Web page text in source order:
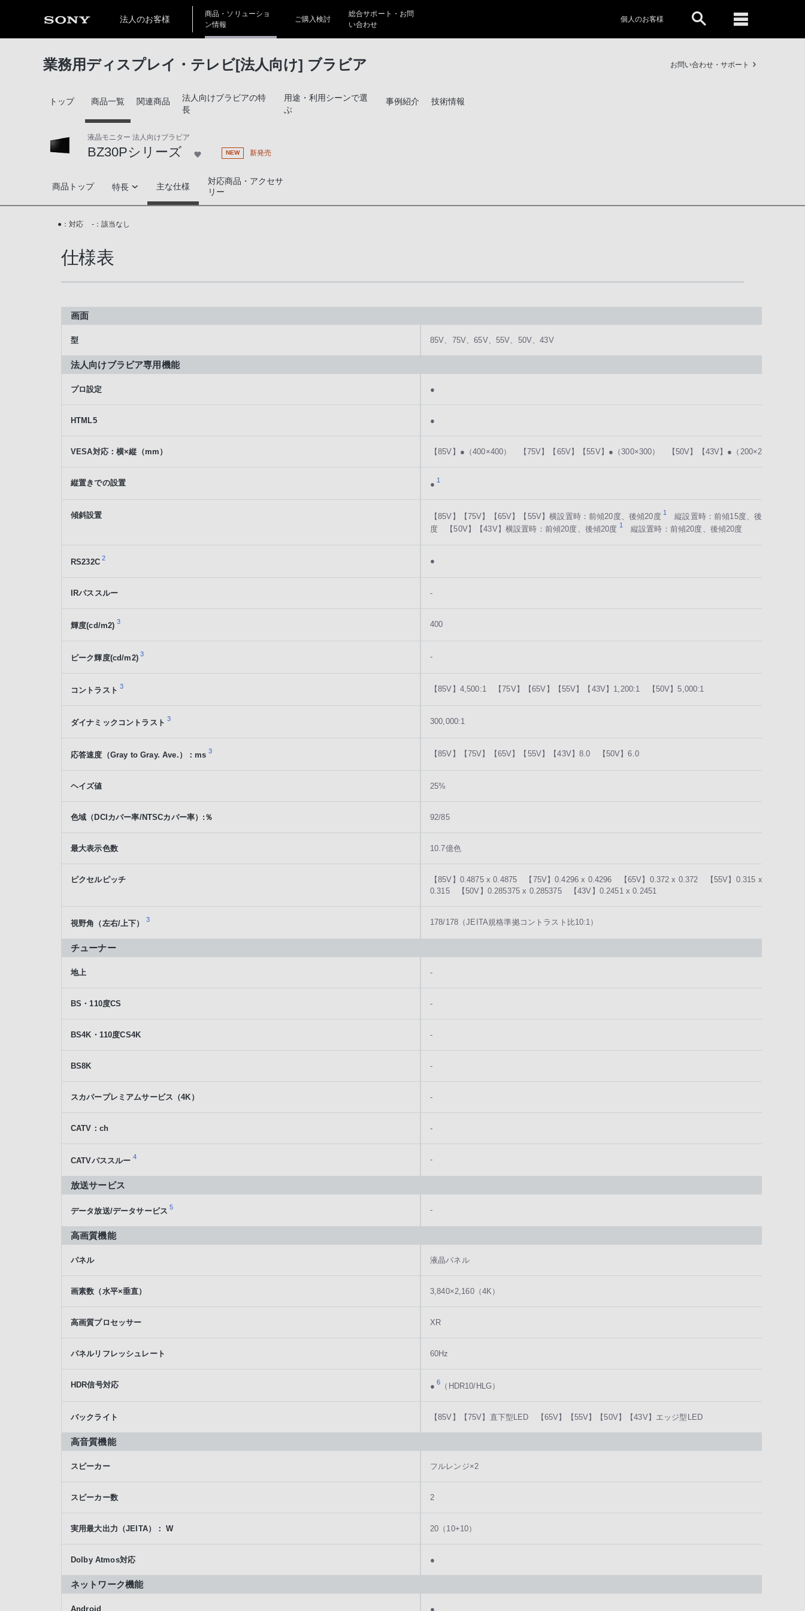
法人のお客様
商品・ソリューショ
ン情報
ご購入検討
総合サポート・お問
い合わせ
個人のお客様
業務用ディスプレイ・テレビ[法人向け] ブラビア お問い合わせ・サポート
トップ 商品一覧 関連商品
法人向けブラビアの特
長
用途・利用シーンで選
ぶ
事例紹介 技術情報
液晶モニター 法人向けブラビア
BZ30Pシリーズ NEW 新発売
BZ30Pシリーズ
商品トップ 特長
高画質
利便性
主な仕様
対応商品・アクセサ
リー
●：対応 -：該当なし
仕様表
画面
型 85V、75V、65V、55V、50V、43V
法人向けブラビア専用機能
プロ設定 ●
HTML5 ●
VESA対応：横×縦（mm） 【85V】●（400×400） 【75V】【65V】【55V】●（300×300） 【50V】【43V】●（200×200）
縦置きでの設置 ● 1
傾斜設置 【85V】【75V】【65V】【55V】横設置時：前傾20度、後傾20度 1
縦設置時：前傾15度、後傾20
度 【50V】【43V】横設置時：前傾20度、後傾20度 1 縦設置時：前傾20度、後傾20度
RS232C 2 ●
IRパススルー -
輝度(cd/m2) 3 400
ピーク輝度(cd/m2) 3 -
コントラスト 3 【85V】4,500:1 【75V】【65V】【55V】【43V】1,200:1 【50V】5,000:1
ダイナミックコントラスト 3 300,000:1
応答速度（Gray to Gray. Ave.）：ms 3 【85V】【75V】【65V】【55V】【43V】8.0 【50V】6.0
ヘイズ値 25%
色域（DCIカバー率/NTSCカバー率）:％ 92/85
最大表示色数 10.7億色
ピクセルピッチ
【85V】0.4875 x 0.4875 【75V】0.4296 x 0.4296 【65V】0.372 x 0.372 【55V】0.315 x
0.315 【50V】0.285375 x 0.285375 【43V】0.2451 x 0.2451
視野角（左右/上下） 3 178/178（JEITA規格準拠コントラスト比10:1）
チューナー
地上 -
BS・110度CS -
BS4K・110度CS4K -
BS8K -
スカパープレミアムサービス（4K） -
CATV：ch -
CATVパススルー 4 -
放送サービス
データ放送/データサービス 5 -
高画質機能
パネル 液晶パネル
画素数（水平×垂直） 3,840×2,160（4K）
高画質プロセッサー XR
パネルリフレッシュレート 60Hz
HDR信号対応 ● 6 （HDR10/HLG）
バックライト 【85V】【75V】直下型LED 【65V】【55V】【50V】【43V】エッジ型LED
高音質機能
スピーカー フルレンジ×2
スピーカー数 2
実用最大出力（JEITA）： W 20（10+10）
Dolby Atmos対応 ●
ネットワーク機能
Android ●